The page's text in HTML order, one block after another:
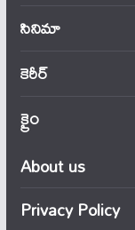
సినిమా
కెరీర్
క్రైం
About us
Privacy Policy